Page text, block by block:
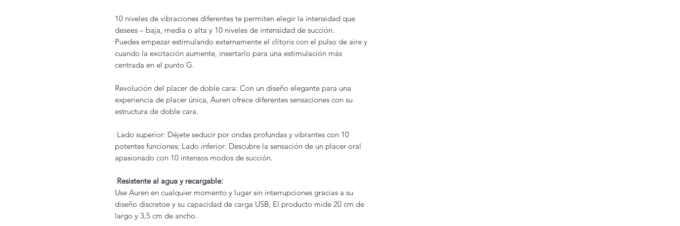
10 niveles de vibraciones diferentes te permiten elegir la intensidad que
desees – baja, media o alta y 10 niveles de intensidad de succión.
Puedes empezar estimulando externamente el clítoris con el pulso de aire y
cuando la excitación aumente, insertarlo para una estimulación más
centrada en el punto G.
Revolución del placer de doble cara: Con un diseño elegante para una
experiencia de placer única, Auren ofrece diferentes sensaciones con su
estructura de doble cara.
Lado superior: Déjete seducir por ondas profundas y vibrantes con 10
potentes funciones; Lado inferior: Descubre la sensación de un placer oral
apasionado con 10 intensos modos de succión.
Resistente al agua y recargable:
Use Auren en cualquier momento y lugar sin interrupciones gracias a su
diseño discretoe y su capacidad de carga USB; El producto mide 20 cm de
largo y 3,5 cm de ancho.